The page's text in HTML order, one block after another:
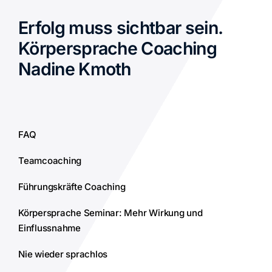
Erfolg muss sichtbar sein.
Körpersprache Coaching
Nadine Kmoth
FAQ
Teamcoaching
Führungskräfte Coaching
Körpersprache Seminar: Mehr Wirkung und
Einflussnahme
Nie wieder sprachlos